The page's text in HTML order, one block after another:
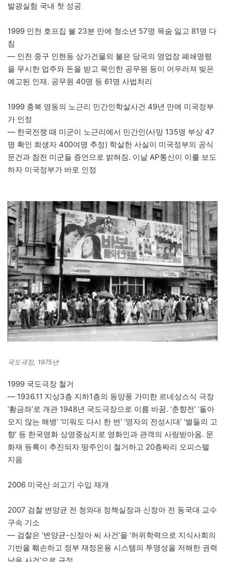
발광실험 국내 첫 성공
1999 인천 호프집 불 23분 만에 청소년 57명 목숨 잃고 81명 다
침
— 인천 중구 인현동 상가건물의 불은 당국의 영업장 폐쇄명령
을 무시한 업주와 돈을 받고 묵인한 공무원 등이 어우러져 빚은
예고된 인재. 공무원 40명 등 61명 사법처리
1999 충북 영동의 노근리 민간인학살사건 49년 만에 미국정부
가 인정
— 한국전쟁 때 미군이 노근리에서 민간인(사망 135명 부상 47
명 확인 희생자 400여명 추정) 학살한 사실이 미국정부의 공식
문건과 참전 미군들 증언으로 밝혀짐. 이날 AP통신이 이를 보도
하자 미국정부가 바로 인정
국도극장, 1975년
1999 국도극장 철거
— 1936.11 지상3층 지하1층의 동양풍 가미한 르네상스식 극장
‘황금좌’로 개관 1948년 국도극장으로 이름 바꿈. ‘춘향전’ ‘돌아
오지 않는 해병’ ‘미워도 다시 한 번’ ‘영자의 전성시대’ ‘별들의 고
향’ 등 한국영화 상영중심지로 영화인과 관객의 사랑받아옴. 문
화재 등록이 추진되자 땅주인이 철거하고 20층짜리 오피스텔
지음
2006 미국산 쇠고기 수입 재개
2007 검찰 변양균 전 청와대 정책실장과 신정아 전 동국대 교수
구속 기소
— 검찰은 ‘변양균-신정아 씨 사건’을 ‘허위학력으로 지식사회의
기반을 훼손하고 정부 재정운용 시스템의 투명성을 저해한 권력
남용 사건’으로 규정